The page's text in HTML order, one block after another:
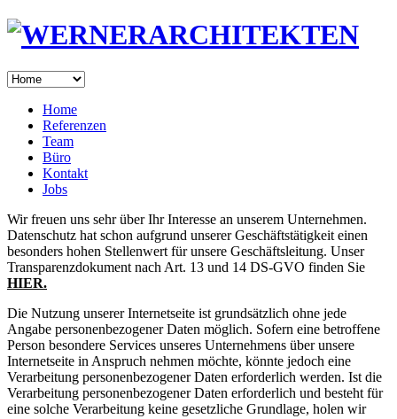
Home
Referenzen
Team
Büro
Kontakt
Jobs
Wir freuen uns sehr über Ihr Interesse an unserem Unternehmen.
Datenschutz hat schon aufgrund unserer Geschäftstätigkeit einen
besonders hohen Stellenwert für unsere Geschäftsleitung. Unser
Transparenzdokument nach Art. 13 und 14 DS-GVO finden Sie
HIER.
Die Nutzung unserer Internetseite ist grundsätzlich ohne jede
Angabe personenbezogener Daten möglich. Sofern eine betroffene
Person besondere Services unseres Unternehmens über unsere
Internetseite in Anspruch nehmen möchte, könnte jedoch eine
Verarbeitung personenbezogener Daten erforderlich werden. Ist die
Verarbeitung personenbezogener Daten erforderlich und besteht für
eine solche Verarbeitung keine gesetzliche Grundlage, holen wir